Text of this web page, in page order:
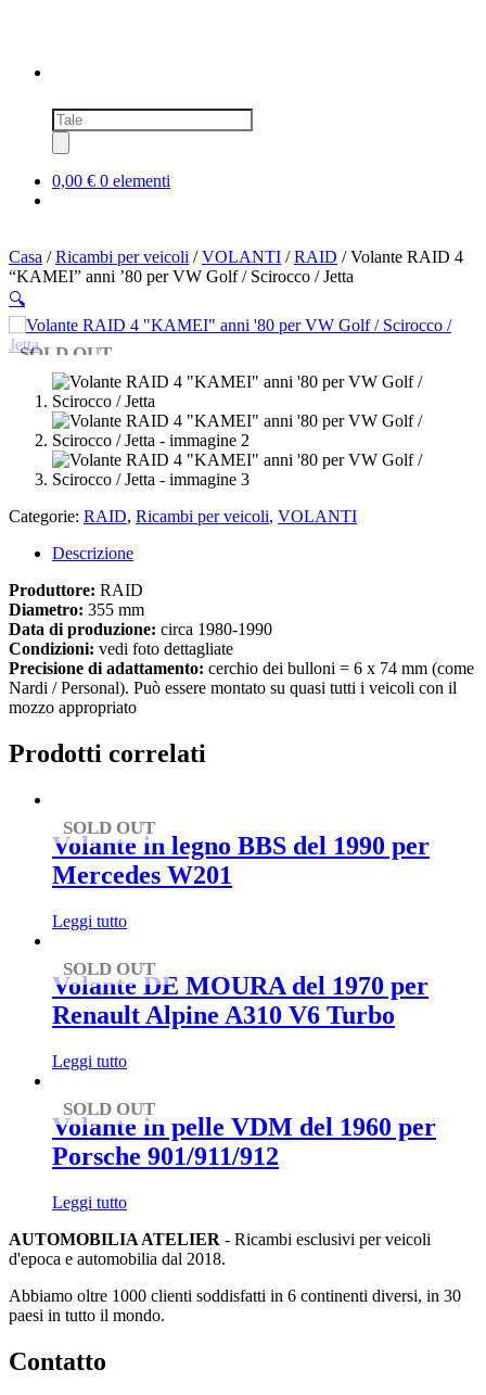
Ricerca
prodotti
0,00 € 0 elementi
Casa /Ricambi per veicoli /VOLANTI /RAID / Volante RAID 4
“KAMEI” anni ’80 per VW Golf / Scirocco / Jetta
🔍
SOLD OUT
Categorie: RAID, Ricambi per veicoli, VOLANTI
Descrizione
Produttore: RAID
Diametro: 355 mm
Data di produzione: circa 1980-1990
Condizioni: vedi foto dettagliate
Precisione di adattamento: cerchio dei bulloni = 6 x 74 mm (come
Nardi / Personal). Può essere montato su quasi tutti i veicoli con il
mozzo appropriato
Prodotti correlati
SOLD OUT
Volante in legno BBS del 1990 per
Mercedes W201
Leggi tutto
SOLD OUT
Volante DE MOURA del 1970 per
Renault Alpine A310 V6 Turbo
Leggi tutto
SOLD OUT
Volante in pelle VDM del 1960 per
Porsche 901/911/912
Leggi tutto
AUTOMOBILIA ATELIER - Ricambi esclusivi per veicoli
d'epoca e automobilia dal 2018.
Abbiamo oltre 1000 clienti soddisfatti in 6 continenti diversi, in 30
paesi in tutto il mondo.
Contatto